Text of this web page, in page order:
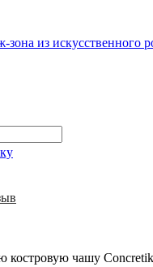
зона из искусственного
костровую чашу